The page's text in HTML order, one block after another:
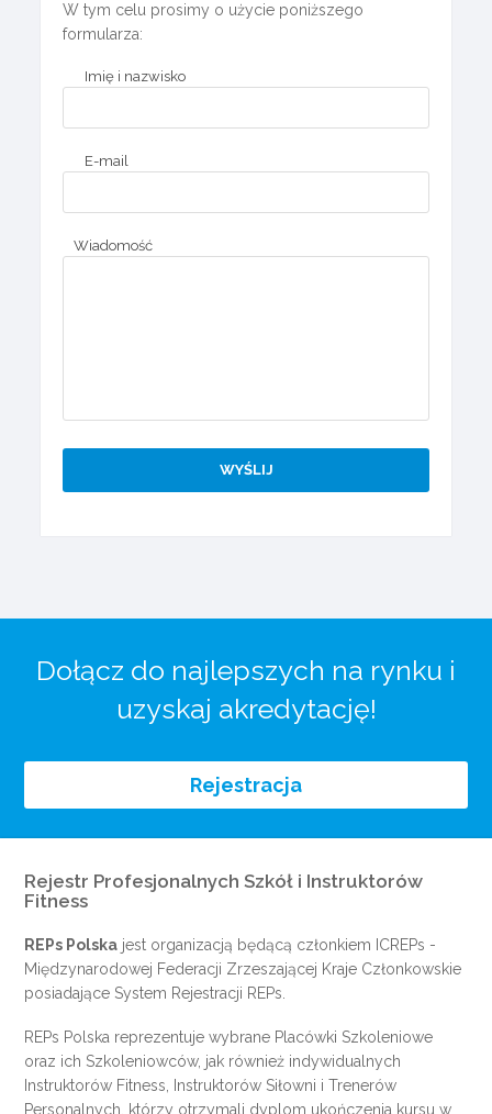
W tym celu prosimy o użycie poniższego
formularza:
Imię i nazwisko
E-mail
Wiadomość
Dołącz do najlepszych na rynku i
uzyskaj akredytację!
Rejestracja
Rejestr Profesjonalnych Szkół i Instruktorów
Fitness
REPs Polska jest organizacją będącą członkiem ICREPs -
Międzynarodowej Federacji Zrzeszającej Kraje Członkowskie
posiadające System Rejestracji REPs.
REPs Polska reprezentuje wybrane Placówki Szkoleniowe
oraz ich Szkoleniowców, jak również indywidualnych
Instruktorów Fitness, Instruktorów Siłowni i Trenerów
Personalnych, którzy otrzymali dyplom ukończenia kursu w